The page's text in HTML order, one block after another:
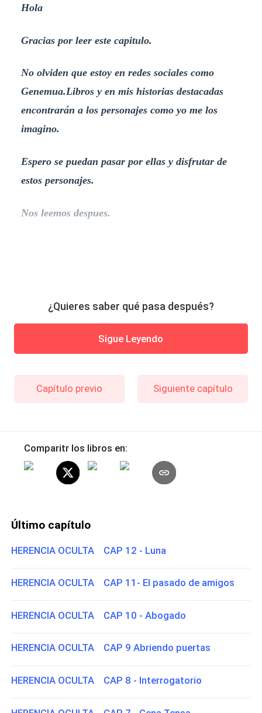
Hola
Gracias por leer este capitulo.
No olviden que estoy en redes sociales como
Genemua.Libros y en mis historias destacadas
encontrarán a los personajes como yo me los
imagino.
Espero se puedan pasar por ellas y disfrutar de
estos personajes.
Nos leemos despues.
¿Quieres saber qué pasa después?
Sigue Leyendo
Capítulo previo Siguiente capítulo
Comparitr los libros en:
Último capítulo
HERENCIA OCULTA CAP 12 - Luna
HERENCIA OCULTA CAP 11- El pasado de amigos
HERENCIA OCULTA CAP 10 - Abogado
HERENCIA OCULTA CAP 9 Abriendo puertas
HERENCIA OCULTA CAP 8 - Interrogatorio